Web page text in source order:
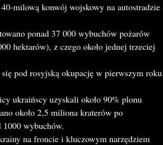
milową konwój wojskowy na autostradzie
ponad 37 000 wybuchów pożarów
hektarów), z czego około jednej trzeciej
pod rosyjską okupację w pierwszym roku
ukraińscy uzyskali około 90% plonu
około 2,5 miliona kraterów po
wybuchów.
na froncie i kluczowym narzędziem